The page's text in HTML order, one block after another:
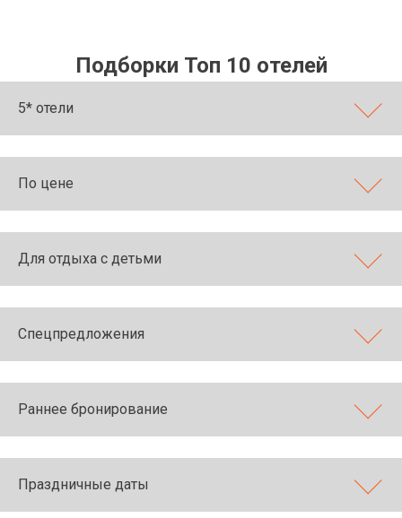
Подборки Топ 10 отелей
5* отели
По цене
Для отдыха с детьми
Спецпредложения
Раннее бронирование
Праздничные даты